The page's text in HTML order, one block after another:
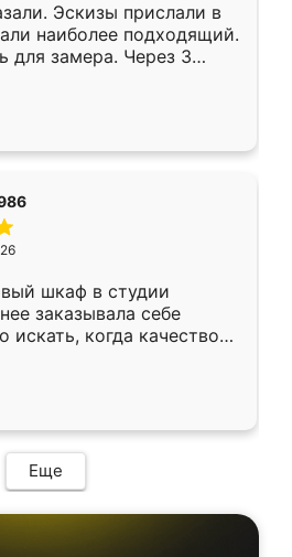
Эскизы прислали в
наиболее подходящий.
для замера. Через 3
уже готова. Остались
Спасибо Ренессанс
работу!
шкаф в студии
заказывала себе
искать, когда качеством
Служит кухня уже почти
нет.
Еще